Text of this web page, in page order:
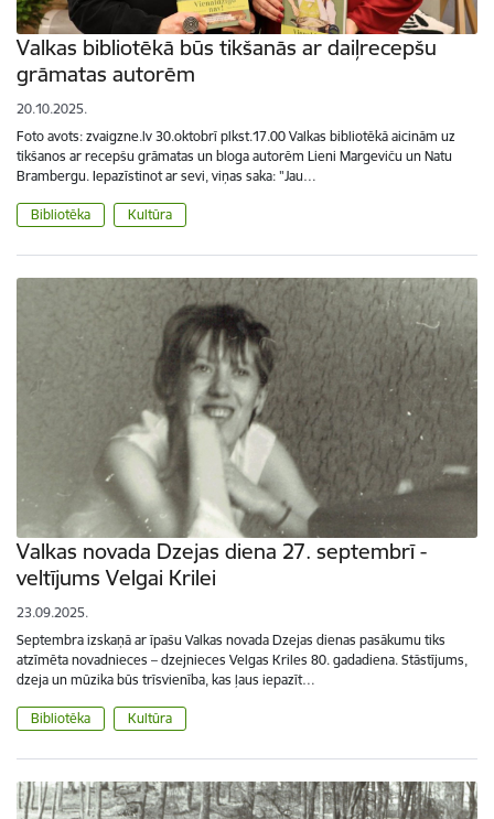
Valkas bibliotēkā būs tikšanās ar daiļrecepšu
grāmatas autorēm
20.10.2025.
Foto avots: zvaigzne.lv 30.oktobrī plkst.17.00 Valkas bibliotēkā aicinām uz
tikšanos ar recepšu grāmatas un bloga autorēm Lieni Margeviču un Natu
Brambergu. Iepazīstinot ar sevi, viņas saka: "Jau…
Bibliotēka Kultūra
Valkas novada Dzejas diena 27. septembrī -
veltījums Velgai Krilei
23.09.2025.
Septembra izskaņā ar īpašu Valkas novada Dzejas dienas pasākumu tiks
atzīmēta novadnieces – dzejnieces Velgas Kriles 80. gadadiena. Stāstījums,
dzeja un mūzika būs trīsvienība, kas ļaus iepazīt…
Bibliotēka Kultūra